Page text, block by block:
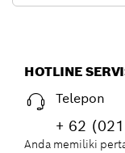
HOTLINE
Telepon
+ 62
Anda memiliki